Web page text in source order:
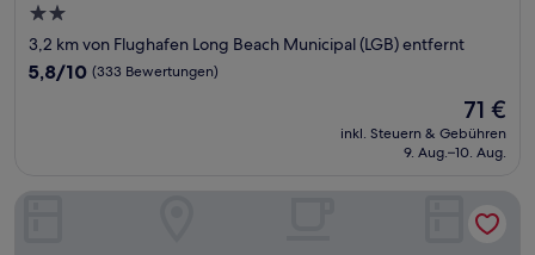
2.0-
Sterne-
Unterkunft
3,2 km von Flughafen Long Beach Municipal (LGB) entfernt
5.8
5,8/10 (333 Bewertungen)
Der
Preis
beträgt
71 €
inkl. Steuern & Gebühren
9. Aug.–10. Aug.